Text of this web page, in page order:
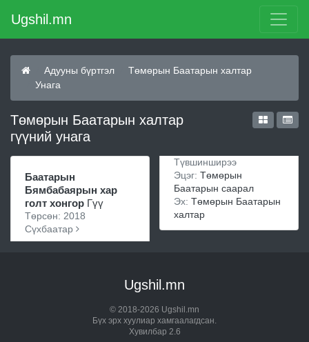
Ugshil.mn
Адууны бүртгэл
Төмөрын Баатарын халтар
Унага
Төмөрын Баатарын халтар
гүүний унага
Баатарын
Бямбабаярын хар
голт хонгор Гүү
Төрсөн: 2018
Сүхбаатар
Түвшинширээ
Эцэг: Төмөрын
Баатарын саарал
Эх: Төмөрын Баатарын
халтар
Ugshil.mn
© 2018-2026 Ugshil.mn
Бүх эрх хуулиар хамгаалагдсан.
Хувилбар 2.6